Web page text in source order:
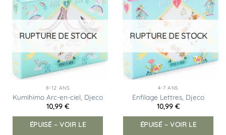
Ajouter
à la
liste
d’envies
RUPTURE DE STOCK
8-12 ANS
Kumihimo Arc-en-ciel, Djeco
10,99 €
ÉPUISÉ – VOIR LE
Ajouter
à la
liste
RUPTURE DE STOCK
4-7 ANS
Enfilage Lettres, Djeco
10,99 €
ÉPUISÉ – VOIR LE